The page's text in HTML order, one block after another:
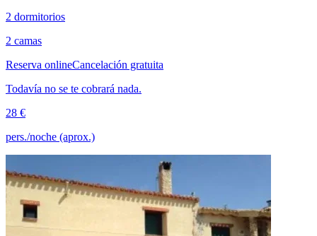
2 dormitorios
2 camas
Reserva onlineCancelación gratuita
Todavía no se te cobrará nada.
28 €
pers./noche (aprox.)